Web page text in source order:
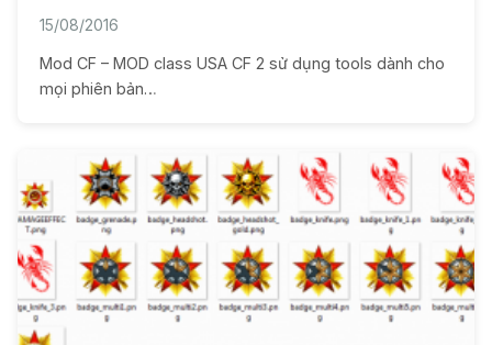
15/08/2016
Mod CF – MOD class USA CF 2 sử dụng tools dành cho
mọi phiên bản…